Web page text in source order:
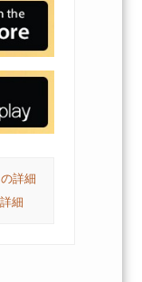
詳細
細